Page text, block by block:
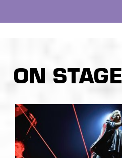
ON STAGE